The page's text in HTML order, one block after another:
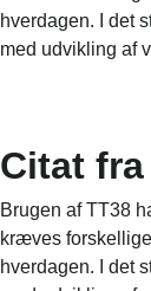
hverdagen. I det
med udvikling af
Citat
Brugen af TT38
kræves
hverdagen. I det